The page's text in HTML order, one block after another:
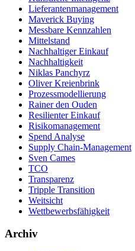
Lieferantenmanagement
Maverick Buying
Messbare Kennzahlen
Mittelstand
Nachhaltiger Einkauf
Nachhaltigkeit
Niklas Panchyrz
Oliver Kreienbrink
Prozessmodellierung
Rainer den Ouden
Resilienter Einkauf
Risikomanagement
Spend Analyse
Supply Chain-Management
Sven Cames
TCO
Transparenz
Tripple Transition
Weitsicht
Wettbewerbsfähigkeit
Archiv